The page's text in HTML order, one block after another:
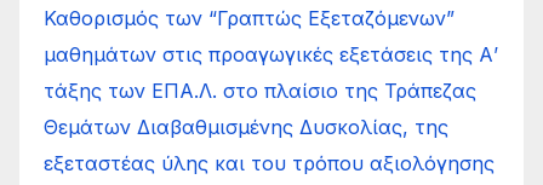
Καθορισμός των “Γραπτώς Εξεταζόμενων”
μαθημάτων στις προαγωγικές εξετάσεις της Α’
τάξης των ΕΠΑ.Λ. στο πλαίσιο της Τράπεζας
Θεμάτων Διαβαθμισμένης Δυσκολίας, της
εξεταστέας ύλης και του τρόπου αξιολόγησης